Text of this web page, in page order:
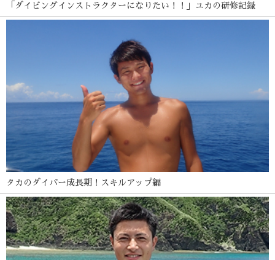
「ダイビングインストラクターになりたい！！」ユカの研修記録
タカのダイバー成長期！スキルアップ編